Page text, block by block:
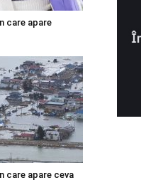
care apare
care apare ceva